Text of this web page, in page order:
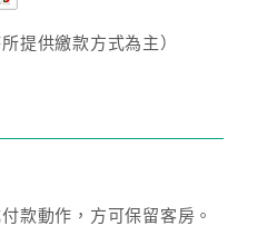
提供繳款方式為主）
款動作，方可保留客房。